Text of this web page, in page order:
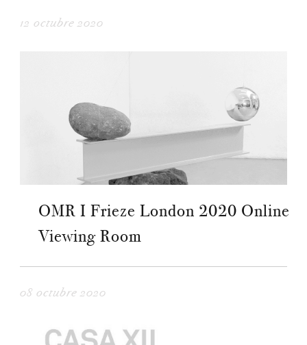
12 octubre 2020
OMR I Frieze London 2020 Online
Viewing Room
08 octubre 2020